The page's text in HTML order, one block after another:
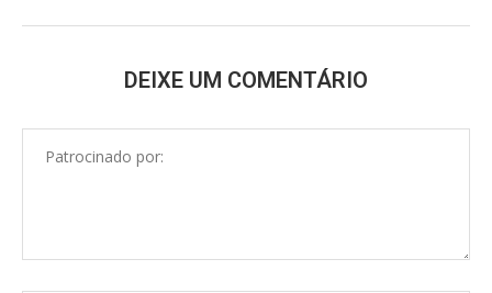
DEIXE UM COMENTÁRIO